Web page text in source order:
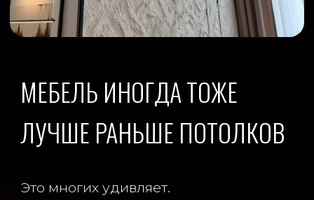
ИП ЖУРАВЛЕВ ИВАН ВАЛЕРЬЕВИЧ
ИНН 730293587440
РАЗРАБОТАНО В M2B
ПОЛИТИКА КОНФИДЕНЦИАЛЬНОСТИ